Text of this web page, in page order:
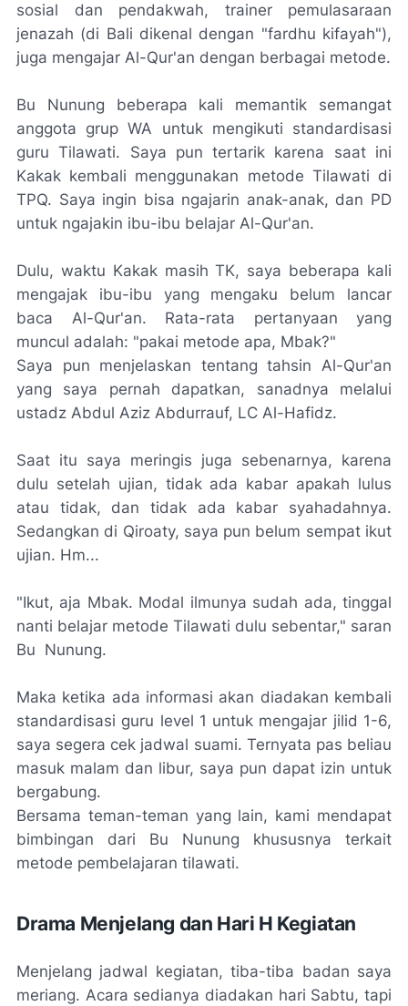
sosial dan pendakwah, trainer pemulasaraan
jenazah (di Bali dikenal dengan "fardhu kifayah"),
juga mengajar Al-Qur'an dengan berbagai metode.
Bu Nunung beberapa kali memantik semangat
anggota grup WA untuk mengikuti standardisasi
guru Tilawati. Saya pun tertarik karena saat ini
Kakak kembali menggunakan metode Tilawati di
TPQ. Saya ingin bisa ngajarin anak-anak, dan PD
untuk ngajakin ibu-ibu belajar Al-Qur'an.
Dulu, waktu Kakak masih TK, saya beberapa kali
mengajak ibu-ibu yang mengaku belum lancar
baca Al-Qur'an. Rata-rata pertanyaan yang
muncul adalah: "pakai metode apa, Mbak?"
Saya pun menjelaskan tentang tahsin Al-Qur'an
yang saya pernah dapatkan, sanadnya melalui
ustadz Abdul Aziz Abdurrauf, LC Al-Hafidz.
Saat itu saya meringis juga sebenarnya, karena
dulu setelah ujian, tidak ada kabar apakah lulus
atau tidak, dan tidak ada kabar syahadahnya.
Sedangkan di Qiroaty, saya pun belum sempat ikut
ujian. Hm...
"Ikut, aja Mbak. Modal ilmunya sudah ada, tinggal
nanti belajar metode Tilawati dulu sebentar," saran
Bu Nunung.
Maka ketika ada informasi akan diadakan kembali
standardisasi guru level 1 untuk mengajar jilid 1-6,
saya segera cek jadwal suami. Ternyata pas beliau
masuk malam dan libur, saya pun dapat izin untuk
bergabung.
Bersama teman-teman yang lain, kami mendapat
bimbingan dari Bu Nunung khususnya terkait
metode pembelajaran tilawati.
Drama Menjelang dan Hari H Kegiatan
Menjelang jadwal kegiatan, tiba-tiba badan saya
meriang. Acara sedianya diadakan hari Sabtu, tapi